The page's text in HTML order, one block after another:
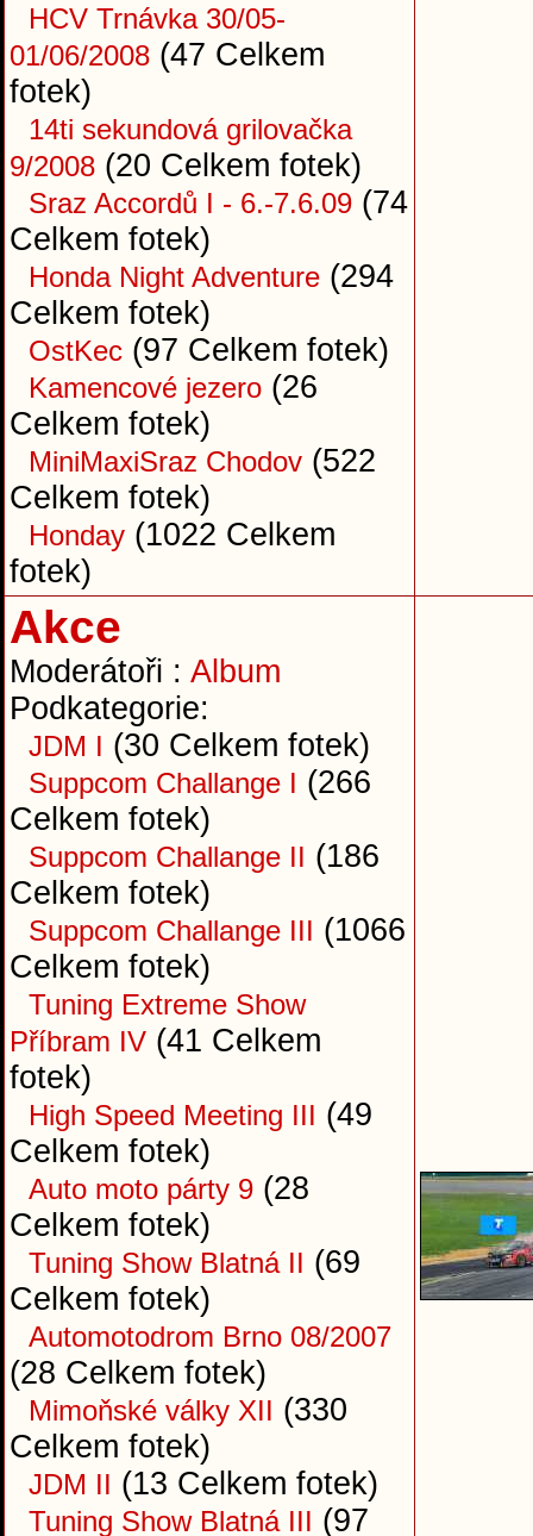
HCV Trnávka 30/05-
01/06/2008 (47 Celkem
fotek)
14ti sekundová grilovačka
9/2008 (20 Celkem fotek)
Sraz Accordů I - 6.-7.6.09 (74
Celkem fotek)
Honda Night Adventure (294
Celkem fotek)
OstKec (97 Celkem fotek)
Kamencové jezero (26
Celkem fotek)
MiniMaxiSraz Chodov (522
Celkem fotek)
Honday (1022 Celkem
fotek)
Akce
Moderátoři : Album
Podkategorie:
JDM I (30 Celkem fotek)
Suppcom Challange I (266
Celkem fotek)
Suppcom Challange II (186
Celkem fotek)
Suppcom Challange III (1066
Celkem fotek)
Tuning Extreme Show
Příbram IV (41 Celkem
fotek)
High Speed Meeting III (49
Celkem fotek)
Auto moto párty 9 (28
Celkem fotek)
Tuning Show Blatná II (69
Celkem fotek)
Automotodrom Brno 08/2007
(28 Celkem fotek)
Mimoňské války XII (330
Celkem fotek)
JDM II (13 Celkem fotek)
Tuning Show Blatná III (97